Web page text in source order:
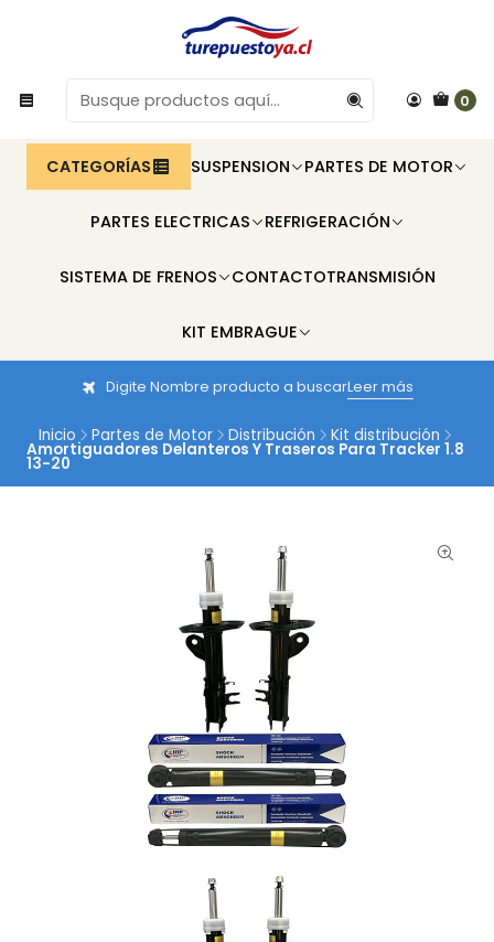
0
CATEGORÍAS SUSPENSION PARTES DE MOTOR
PARTES ELECTRICAS REFRIGERACIÓN
SISTEMA DE FRENOS CONTACTOTRANSMISIÓN
KIT EMBRAGUE
Digite Nombre producto a buscarLeer más
Inicio Partes de Motor Distribución Kit distribución
Amortiguadores Delanteros Y Traseros Para Tracker 1.8
13-20